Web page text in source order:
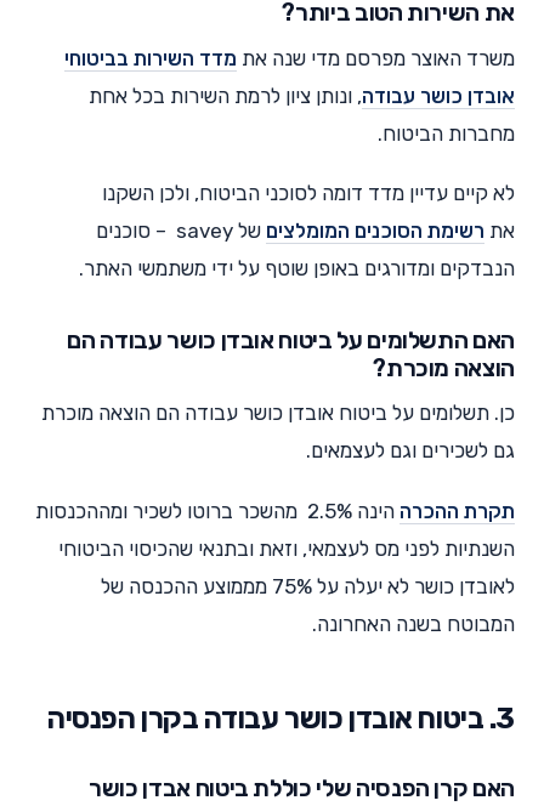
את השירות הטוב ביותר?
משרד האוצר מפרסם מדי שנה את מדד השירות בביטוחי
אובדן כושר עבודה, ונותן ציון לרמת השירות בכל אחת
מחברות הביטוח.
לא קיים עדיין מדד דומה לסוכני הביטוח, ולכן השקנו
את רשימת הסוכנים המומלצים
של savey – סוכנים
הנבדקים ומדורגים באופן שוטף על ידי משתמשי האתר.
האם התשלומים על ביטוח אובדן כושר עבודה הם
הוצאה מוכרת?
כן. תשלומים על ביטוח אובדן כושר עבודה הם הוצאה מוכרת
גם לשכירים וגם לעצמאים.
תקרת ההכרה
הינה 2.5% מהשכר ברוטו לשכיר ומההכנסות
השנתיות לפני מס לעצמאי, וזאת ובתנאי שהכיסוי הביטוחי
לאובדן כושר לא יעלה על 75% מממוצע ההכנסה של
המבוטח בשנה האחרונה.
3. ביטוח אובדן כושר עבודה בקרן הפנסיה
האם קרן הפנסיה שלי כוללת ביטוח אבדן כושר